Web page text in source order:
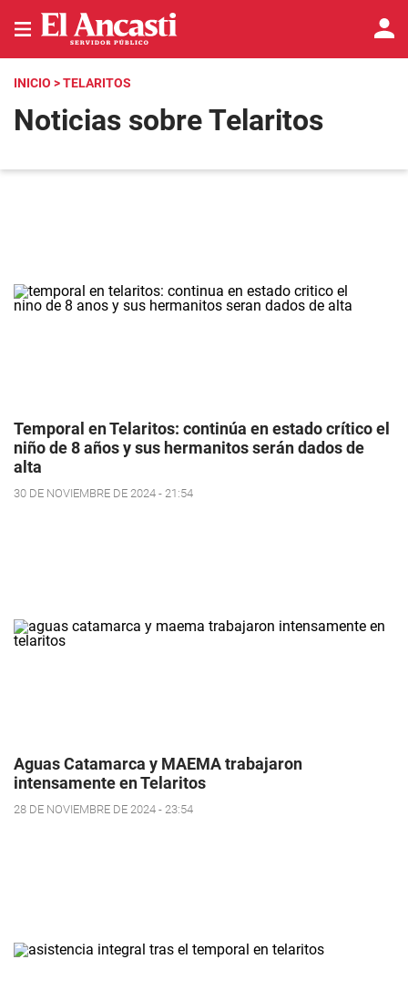
INICIO > TELARITOS
Noticias sobre Telaritos
Temporal en Telaritos: continúa en estado crítico el
niño de 8 años y sus hermanitos serán dados de
alta
30 DE NOVIEMBRE DE 2024 - 21:54
Aguas Catamarca y MAEMA trabajaron
intensamente en Telaritos
28 DE NOVIEMBRE DE 2024 - 23:54